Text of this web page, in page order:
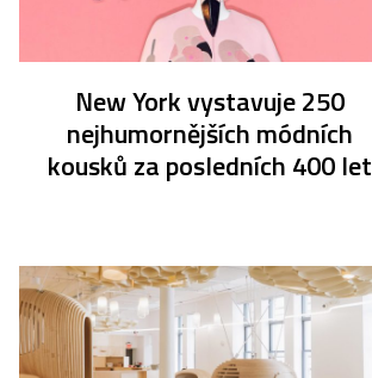
New York vystavuje 250
nejhumornějších módních
kousků za posledních 400 let